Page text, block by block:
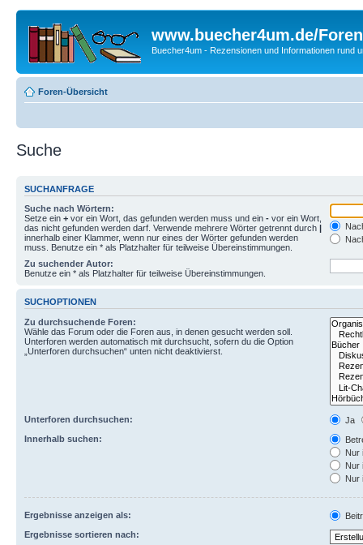
www.buecher4um.de/Foren
Buecher4um - Rezensionen und Informationen rund
Foren-Übersicht
Suche
SUCHANFRAGE
Suche nach Wörtern:
Setze ein + vor ein Wort, das gefunden werden muss und ein - vor ein Wort,
das nicht gefunden werden darf. Verwende mehrere Wörter getrennt durch |
innerhalb einer Klammer, wenn nur eines der Wörter gefunden werden
muss. Benutze ein * als Platzhalter für teilweise Übereinstimmungen.
Zu suchender Autor:
Benutze ein * als Platzhalter für teilweise Übereinstimmungen.
SUCHOPTIONEN
Zu durchsuchende Foren:
Wähle das Forum oder die Foren aus, in denen gesucht werden soll.
Unterforen werden automatisch mit durchsucht, sofern du die Option
„Unterforen durchsuchen“ unten nicht deaktivierst.
Unterforen durchsuchen:
Ja
Innerhalb suchen:
Nur
Nur
Nur
Ergebnisse anzeigen als:
Ergebnisse sortieren nach: